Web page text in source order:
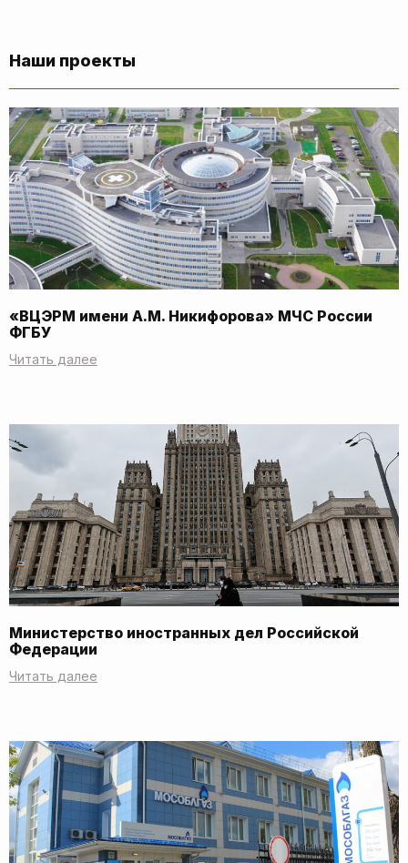
Наши проекты
«ВЦЭРМ имени А.М. Никифорова» МЧС России
ФГБУ
Читать далее
Министерство иностранных дел Российской
Федерации
Читать далее